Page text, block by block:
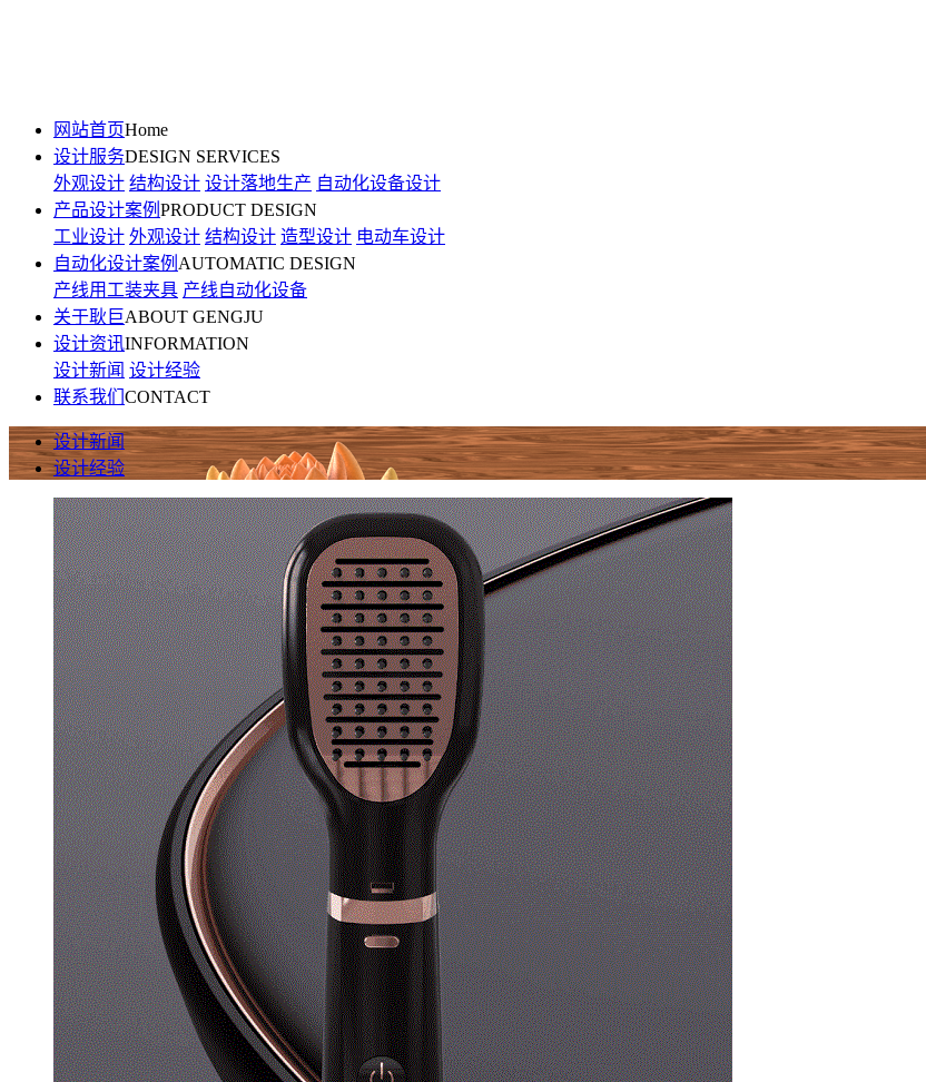
网站首页Home
设计服务DESIGN SERVICES
外观设计 结构设计 设计落地生产 自动化设备设计
产品设计案例 PRODUCT DESIGN
工业设计 外观设计 结构设计 造型设计 电动车设计
自动化设计案例 AUTOMATIC DESIGN
产线用工装夹具 产线自动化设备
关于耿巨ABOUT GENGJU
设计资讯INFORMATION
设计新闻 设计经验
联系我们 CONTACT
设计新闻
设计经验